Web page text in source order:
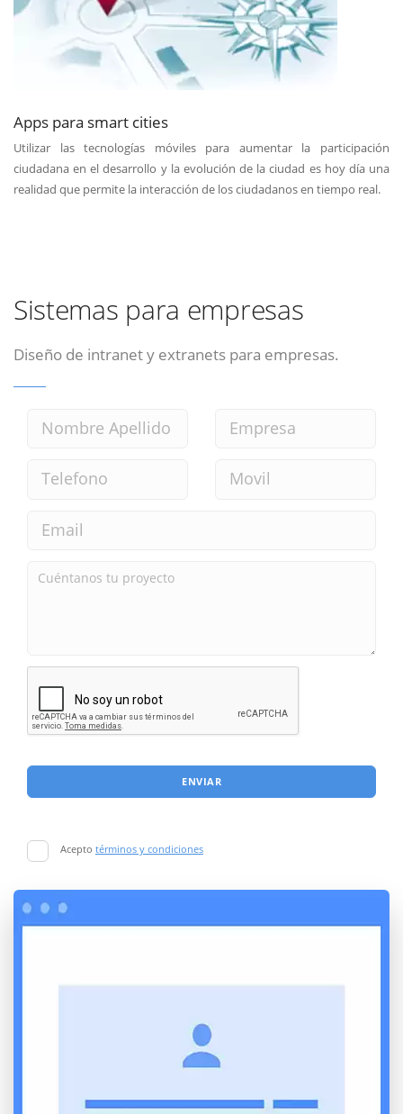
Apps para smart cities
Utilizar las tecnologías móviles para aumentar la participación
ciudadana en el desarrollo y la evolución de la ciudad es hoy día una
realidad que permite la interacción de los ciudadanos en tiempo real.
Sistemas para empresas
Diseño de intranet y extranets para empresas.
ENVIAR
Acepto términos y condiciones